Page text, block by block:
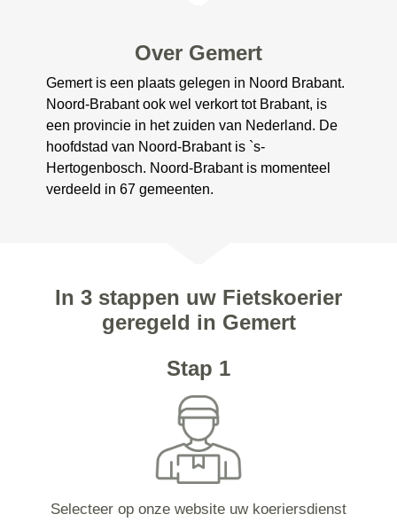
Over Gemert
Gemert is een plaats gelegen in Noord Brabant.
Noord-Brabant ook wel verkort tot Brabant, is
een provincie in het zuiden van Nederland. De
hoofdstad van Noord-Brabant is `s-
Hertogenbosch. Noord-Brabant is momenteel
verdeeld in 67 gemeenten.
In 3 stappen uw Fietskoerier
geregeld in Gemert
Stap 1
Selecteer op onze website uw koeriersdienst